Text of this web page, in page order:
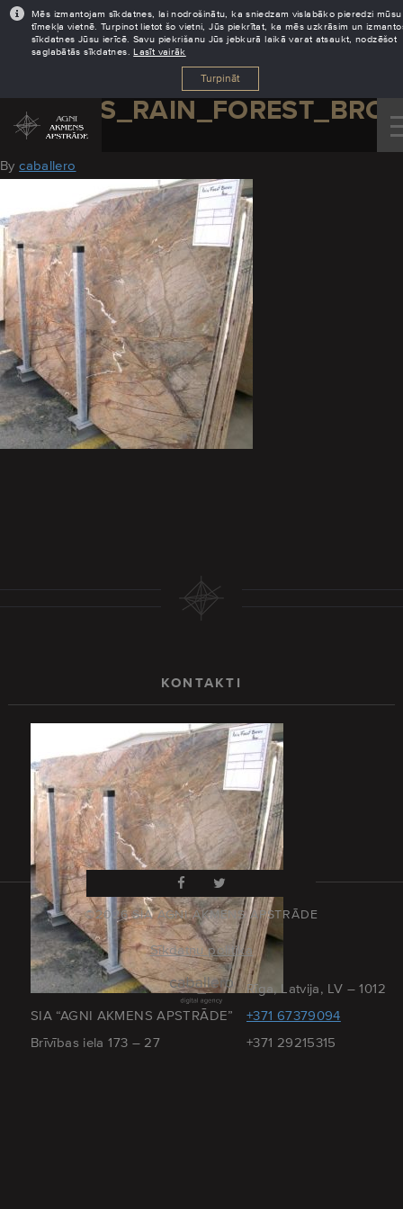
Mēs izmantojam sīkdatnes, lai nodrošinātu, ka sniedzam vislabāko pieredzi mūsu
tīmekļa vietnē. Turpinot lietot šo vietni, Jūs piekrītat, ka mēs uzkrāsim un
sīkdatnes Jūsu ierīcē. Savu piekrišanu Jūs jebkurā laikā varat atsaukt, nodzēšot
saglabātās sīkdatnes.Lasīt vairāk
Turpināt
August 19, 2016
Bycaballero
KONTAKTI
SIA “AGNI AKMENS APSTRĀDE”
Brīvības iela 173 – 27
Rīga, Latvija, LV – 1012
+371 67379094
+371 29215315
©2026 SIA AGNI AKMENS APSTRĀDE
Sīkdatņu politika